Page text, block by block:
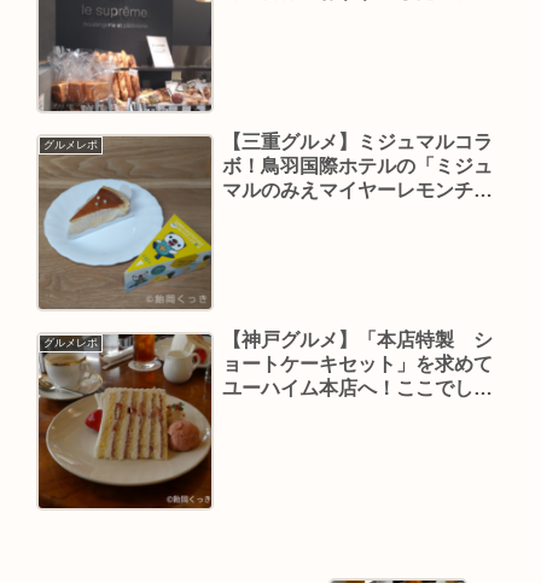
グルメレポ
【三重グルメ】ミジュマルコラ
ボ！鳥羽国際ホテルの「ミジュ
マルのみえマイヤーレモンチー
グルメレポ
【神戸グルメ】「本店特製 シ
ョートケーキセット」を求めて
ユーハイム本店へ！ここでしか